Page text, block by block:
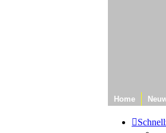
Home